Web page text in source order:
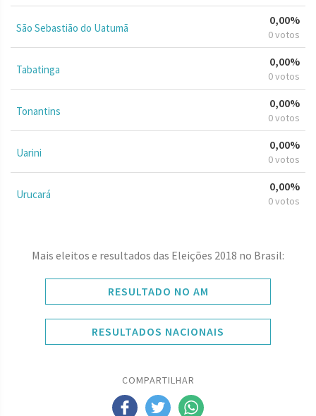
São Sebastião do Uatumã
0,00%
0 votos
Tabatinga
0,00%
0 votos
Tonantins
0,00%
0 votos
Uarini
0,00%
0 votos
Urucará
0,00%
0 votos
Mais eleitos e resultados das Eleições 2018 no Brasil:
RESULTADO NO AM
RESULTADOS NACIONAIS
COMPARTILHAR